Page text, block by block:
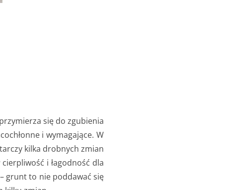
się do zgubienia
i wymagające. W
kilka drobnych zmian
i łagodność dla
grunt to nie poddawać się